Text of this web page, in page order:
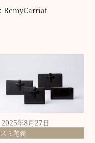
RemyCarriat
2025年8月27日
ミ鞄嚢